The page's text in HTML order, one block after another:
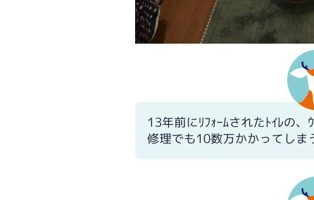
13年前にﾘﾌｫｰﾑされたﾄｲﾚの、
修理でも10数万かかってしま